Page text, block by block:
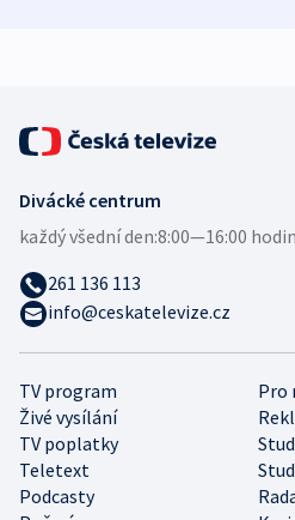
TV program
Pro
Živé vysílání
TV poplatky
Teletext
Podcasty
Divácké centrum
každý všední den:8:00—16:00 hodin
261 136 113
info@ceskatelevize.cz